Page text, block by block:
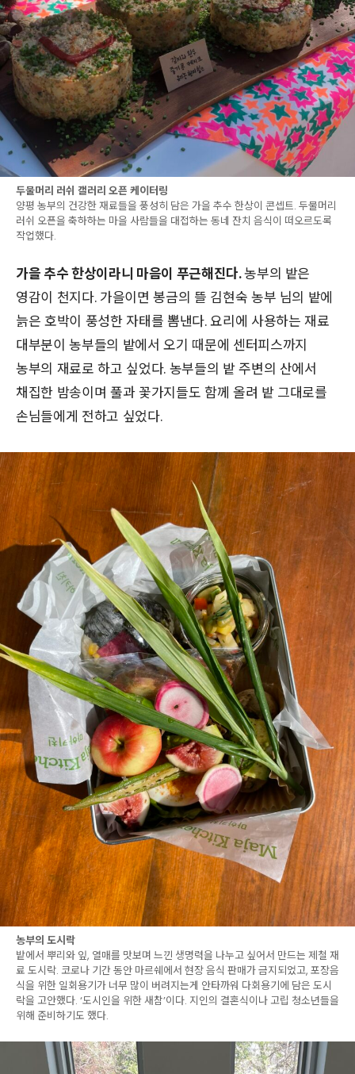
두물머리 러쉬 갤러리 오픈 케이터링
양평 농부의 건강한 재료들을 풍성히 담은 가을 추수 한상이 콘셉트. 두물머리
러쉬 오픈을 축하하는 마을 사람들을 대접하는 동네 잔치 음식이 떠오르도록
작업했다.
가을 추수 한상이라니 마음이 푸근해진다.농부의 밭은
영감이 천지다. 가을이면 봉금의 뜰 김현숙 농부 님의 밭에
늙은 호박이 풍성한 자태를 뽐낸다. 요리에 사용하는 재료
대부분이 농부들의 밭에서 오기 때문에 센터피스까지
농부의 재료로 하고 싶었다. 농부들의 밭 주변의 산에서
채집한 밤송이며 풀과 꽃가지들도 함께 올려 밭 그대로를
손님들에게 전하고 싶었다.
농부의 도시락
밭에서 뿌리와 잎, 열매를 맛보며 느낀 생명력을 나누고 싶어서 만드는 제철 재
료 도시락. 코로나 기간 동안 마르쉐에서 현장 음식 판매가 금지되었고, 포장음
식을 위한 일회용기가 너무 많이 버려지는게 안타까워 다회용기에 담은 도시
락을 고안했다. ‘도시인을 위한 새참’이다. 지인의 결혼식이나 고립 청소년들을
위해 준비하기도 했다.